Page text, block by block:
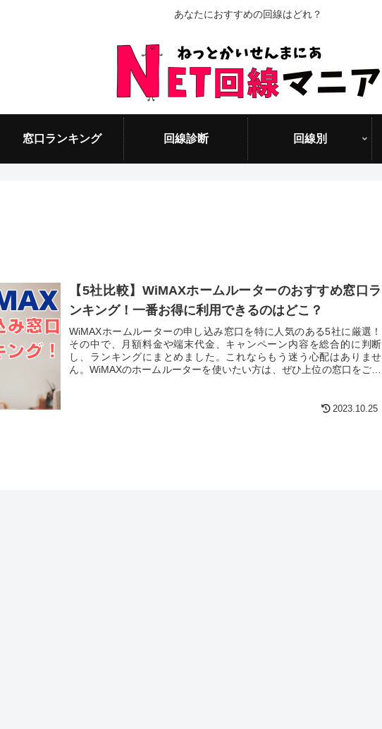
あなたにおすすめの回線はどれ？
窓口ランキング 回線診断 回線別
【5社比較】WiMAXホームルーターのおすすめ窓口ラ
ンキング！一番お得に利用できるのはどこ？
WiMAXホームルーターの申し込み窓口を特に人気のある5社に厳選！
その中で、月額料金や端末代金、キャンペーン内容を総合的に判断
し、ランキングにまとめました。これならもう迷う心配はありませ
ん。WiMAXのホームルーターを使いたい方は、ぜひ上位の窓口をご活
2023.10.25